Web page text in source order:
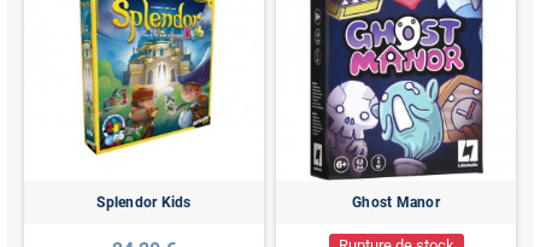
Splendor Kids Ghost Manor